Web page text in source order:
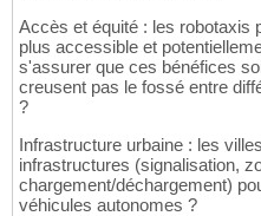
Accès et équité : les robotaxis
plus accessible et
s'assurer que ces bénéfices
creusent pas le fossé entre
?
Infrastructure urbaine : les
infrastructures (signalisation,
chargement/déchargement)
véhicules autonomes ?